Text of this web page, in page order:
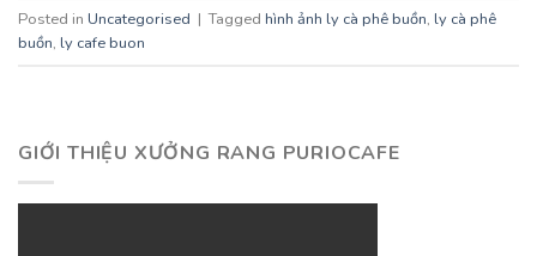
Posted in Uncategorised | Tagged hình ảnh ly cà phê buồn, ly cà phê
buồn, ly cafe buon
GIỚI THIỆU XƯỞNG RANG PURIOCAFE